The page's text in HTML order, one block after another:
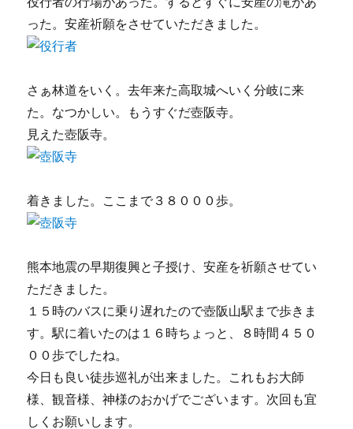
った。安産祈願をさせていただきました。
さぁ林道をいく。去年来た高取城へいく分岐に来
た。なつかしい。もうすぐだ壺阪寺。
見えた壺阪寺。
着きました。ここまで３８０００歩。
熊本地震の早期復興と子授け、安産を祈願させてい
ただきました。
１５時のバスに乗り遅れたので壺阪山駅まで歩きま
す。駅に着いたのは１６時ちょっと、８時間４５０
００歩でしたね。
今日も良い徒歩巡礼が出来ました。これもお大師
様、観音様、神様のおかげでございます。次回も宜
しくお願いします。